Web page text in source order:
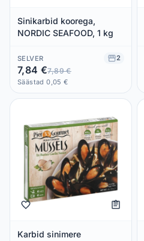
Sinikarbid koorega,
NORDIC SEAFOOD, 1 kg
SELVER 2
7,84 €7,89 €
Säästad 0,05 €
Karbid sinimere